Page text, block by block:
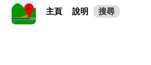
主頁 說明 搜尋